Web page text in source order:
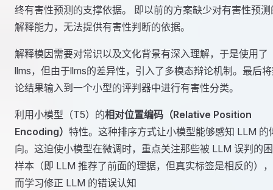
终有害性预测的支撑依据。 即以前的方案缺少对有害性预测
解释能力，无法提供有害性判断的依据。
解释模因需要对常识以及文化背景有深入理解，于是使用了
llms，但由于llms的差异性，引入了多模态辩论机制。最后
论结果输入到一个小型的评判器中进行有害性分类。
利用小模型（T5）的相对位置编码（Relative Position
Encoding） 特性。这种排序方式让小模型能够感知 LLM 的
向。这迫使小模型在微调时，重点关注那些被 LLM 误判的
样本（即 LLM 推荐了前面的理据，但真实标签是相反的）
而学习修正 LLM 的错误认知